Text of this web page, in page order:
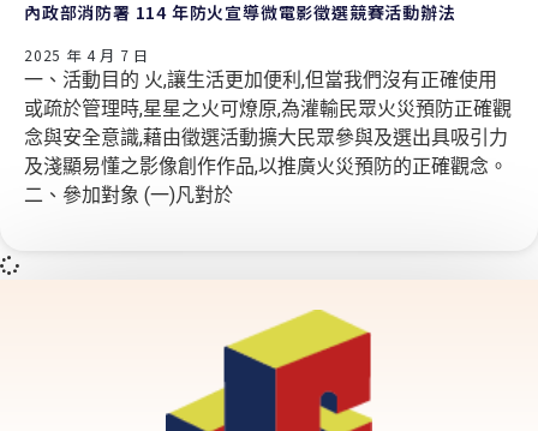
內政部消防署 114 年防火宣導微電影徵選競賽活動辦法
2025 年 4 月 7 日
一、活動目的 火,讓生活更加便利,但當我們沒有正確使用
或疏於管理時,星星之火可燎原,為灌輸民眾火災預防正確觀
念與安全意識,藉由徵選活動擴大民眾參與及選出具吸引力
及淺顯易懂之影像創作作品,以推廣火災預防的正確觀念。
二、參加對象 (一)凡對於